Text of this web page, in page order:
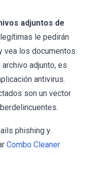
adjuntos de
le pedirán
vea los documentos
adjunto, es
antivirus.
son un vector
phishing y
Combo Cleaner